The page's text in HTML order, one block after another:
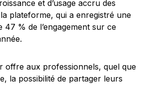
et d’usage accru des
plateforme, qui a enregistré une
47 % de l’engagement sur ce
offre aux professionnels, quel que
la possibilité de partager leurs